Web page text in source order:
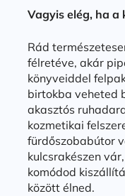
Vagyis elég, ha a
Rád
félretéve, akár
könyveiddel
birtokba veheted
akasztós
kozmetikai
fürdőszobabútor
kulcsrakészen
komódod
között élned.